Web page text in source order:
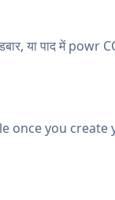
या पाद में
once you create